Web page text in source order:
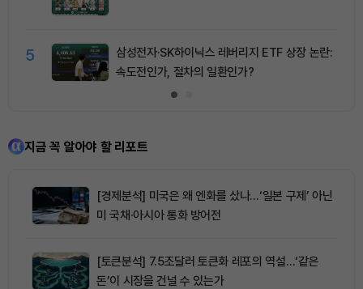
5
삼성전자·SK하이닉스 레버리지 ETF 상장 논란:
속도전인가, 절차의 일환인가?
지금 꼭 알아야 할 리포트
[경제분석] 미국은 왜 엔화를 샀나…‘일본 구제’ 아닌
미 국채·아시아 통화 방어전
[토큰분석] 7.5조달러 토큰화 레포의 역설…‘같은
돈’이 시장을 건널 수 있는가